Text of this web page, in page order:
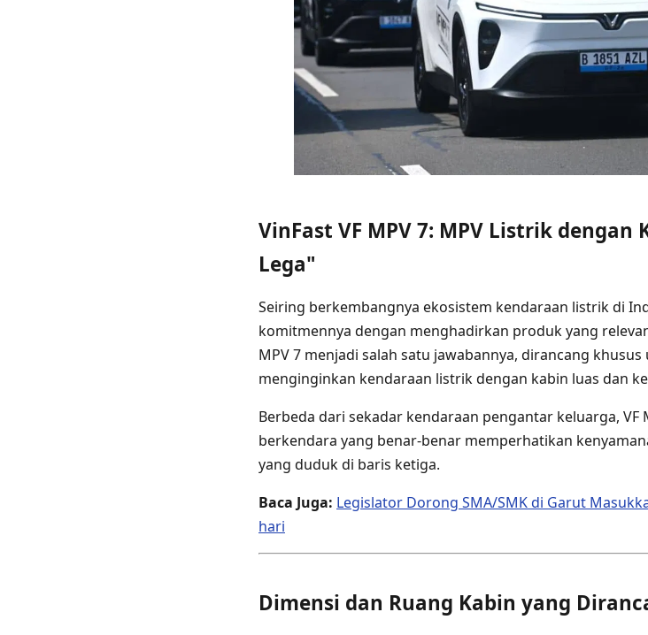
VinFast VF MPV 7: MPV Listrik dengan
Lega"
Seiring berkembangnya ekosistem kendaraan listrik di
komitmennya dengan menghadirkan produk yang
MPV 7 menjadi salah satu jawabannya, dirancang
menginginkan kendaraan listrik dengan kabin luas dan
Berbeda dari sekadar kendaraan pengantar keluarga, VF
berkendara yang benar-benar memperhatikan
yang duduk di baris ketiga.
Baca Juga: Legislator Dorong SMA/SMK di Garut
hari
Dimensi dan Ruang Kabin yang